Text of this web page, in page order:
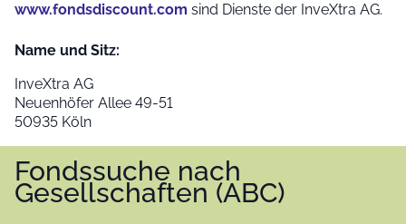
www.fondsdiscount.com sind Dienste der InveXtra AG.
Name und Sitz:
InveXtra AG
Neuenhöfer Allee 49-51
50935 Köln
Fondssuche nach
Gesellschaften (ABC)